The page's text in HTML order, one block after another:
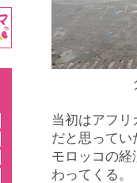
タン
当初はアフ
だと思ってい
モロッコの
わってくる。